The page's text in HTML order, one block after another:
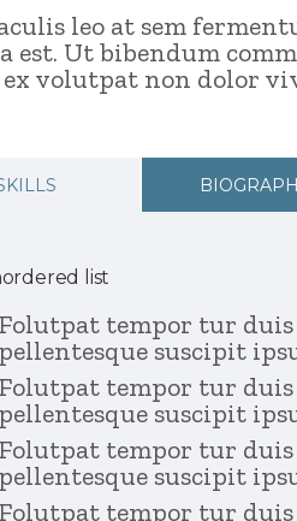
leo at sem
Ut bibendum
volutpat non dolor
list
Folutpat tempor tur
pellentesque suscipit
Folutpat tempor tur
pellentesque suscipit
Folutpat tempor tur
pellentesque suscipit
Folutpat tempor tur